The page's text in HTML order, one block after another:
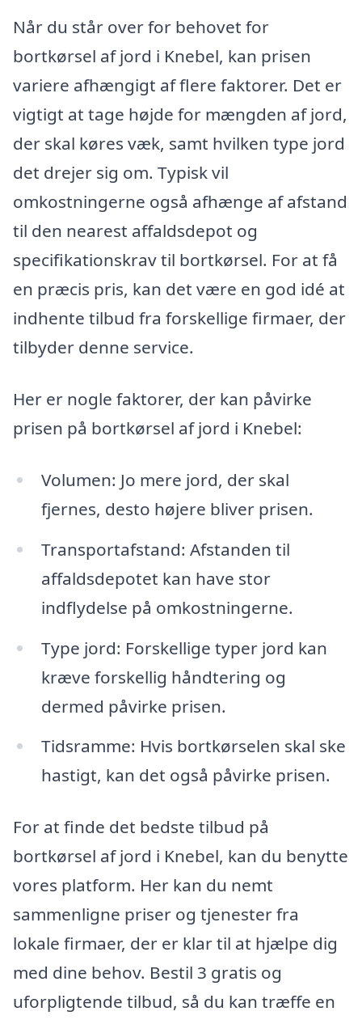
Når du står over for behovet for
bortkørsel af jord i Knebel, kan prisen
variere afhængigt af flere faktorer. Det er
vigtigt at tage højde for mængden af jord,
der skal køres væk, samt hvilken type jord
det drejer sig om. Typisk vil
omkostningerne også afhænge af afstand
til den nearest affaldsdepot og
specifikationskrav til bortkørsel. For at få
en præcis pris, kan det være en god idé at
indhente tilbud fra forskellige firmaer, der
tilbyder denne service.
Her er nogle faktorer, der kan påvirke
prisen på bortkørsel af jord i Knebel:
Volumen: Jo mere jord, der skal
fjernes, desto højere bliver prisen.
Transportafstand: Afstanden til
affaldsdepotet kan have stor
indflydelse på omkostningerne.
Type jord: Forskellige typer jord kan
kræve forskellig håndtering og
dermed påvirke prisen.
Tidsramme: Hvis bortkørselen skal ske
hastigt, kan det også påvirke prisen.
For at finde det bedste tilbud på
bortkørsel af jord i Knebel, kan du benytte
vores platform. Her kan du nemt
sammenligne priser og tjenester fra
lokale firmaer, der er klar til at hjælpe dig
med dine behov. Bestil 3 gratis og
uforpligtende tilbud, så du kan træffe en